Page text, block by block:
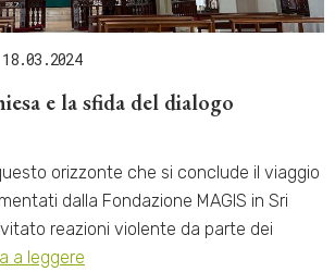
18.03.2024
e la sfida del dialogo
orizzonte che si conclude il viaggio
dalla Fondazione MAGIS in Sri
reazioni violente da parte dei
a leggere